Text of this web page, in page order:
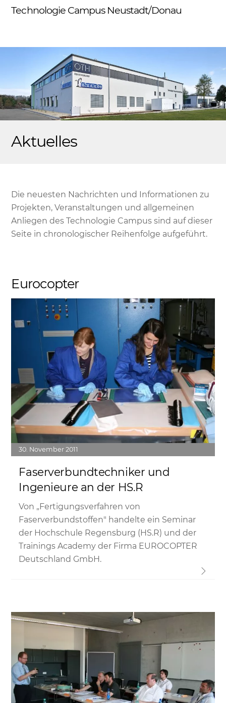
SkipTechnologie Campus Neustadt/Donau
Aktuelles
Die neuesten Nachrichten und Informationen zu
Projekten, Veranstaltungen und allgemeinen
Anliegen des Technologie Campus sind auf dieser
Seite in chronologischer Reihenfolge aufgeführt.
Eurocopter
30 November 2011
Faserverbundtechniker und
Ingenieure an der HS.R
Von „Fertigungsverfahren von
Faserverbundstoffen" handelte ein Seminar
der Hochschule Regensburg (HS.R) und der
Trainings Academy der Firma EUROCOPTER
Deutschland GmbH.
Link